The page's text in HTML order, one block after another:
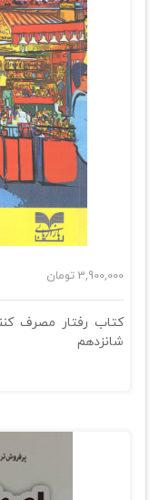
3,900,000 تومان
کتاب رفتار مصرف
شانزدهم